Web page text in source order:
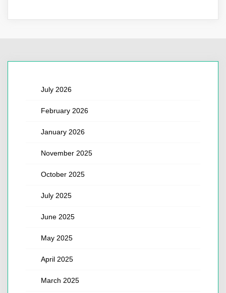
July 2026
February 2026
January 2026
November 2025
October 2025
July 2025
June 2025
May 2025
April 2025
March 2025